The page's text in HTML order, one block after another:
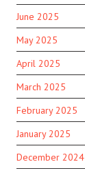
June 2025
May 2025
April 2025
March 2025
February 2025
January 2025
December 2024